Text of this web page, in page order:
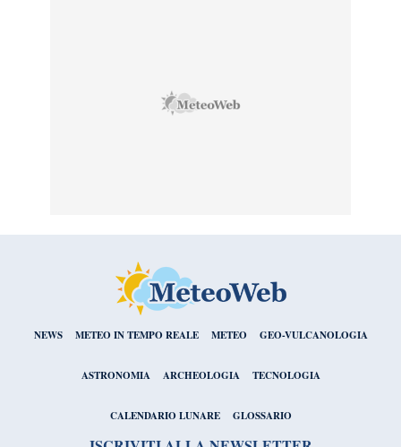
NEWS METEO IN TEMPO REALE METEO GEO-VULCANOLOGIA
ASTRONOMIA ARCHEOLOGIA TECNOLOGIA
CALENDARIO LUNARE GLOSSARIO